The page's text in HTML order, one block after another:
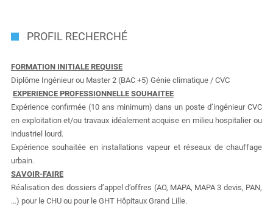
PROFIL RECHERCHÉ
FORMATION INITIALE REQUISE
Diplôme Ingénieur ou Master 2 (BAC +5) Génie climatique / CVC
EXPERIENCE PROFESSIONNELLE SOUHAITEE
Expérience confirmée (10 ans minimum) dans un poste d’ingénieur CVC
en exploitation et/ou travaux idéalement acquise en milieu hospitalier ou
industriel lourd.
Expérience souhaitée en installations vapeur et réseaux de chauffage
urbain.
SAVOIR-FAIRE
Réalisation des dossiers d’appel d’offres (AO, MAPA, MAPA 3 devis, PAN,
…) pour le CHU ou pour le GHT Hôpitaux Grand Lille.